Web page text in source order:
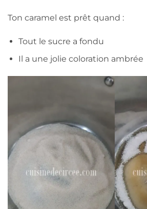
Ton caramel est prêt quand :
Tout le sucre a fondu
Il a une jolie coloration ambrée